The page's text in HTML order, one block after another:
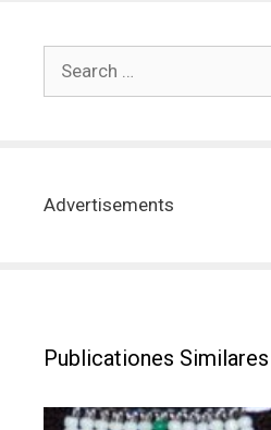
Advertisements
Publicationes Similares